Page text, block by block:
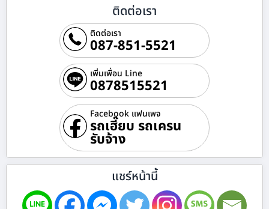
ติดต่อเรา
ติดต่อเรา
087-851-5521
เพิ่มเพื่อน Line
0878515521
Facebook แฟนเพจ
รถเฮี๊ยบ รถเครน
รับจ้าง
แชร์หน้านี้